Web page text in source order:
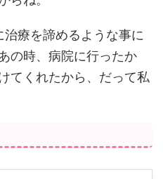
療を諦めるような事に
の時、病院に行ったか
てくれたから、だって私